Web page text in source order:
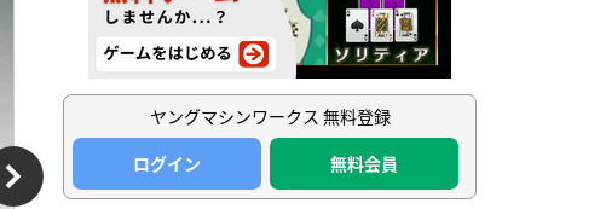
ヤングマシンワークス 無料登録
ログイン
無料会員